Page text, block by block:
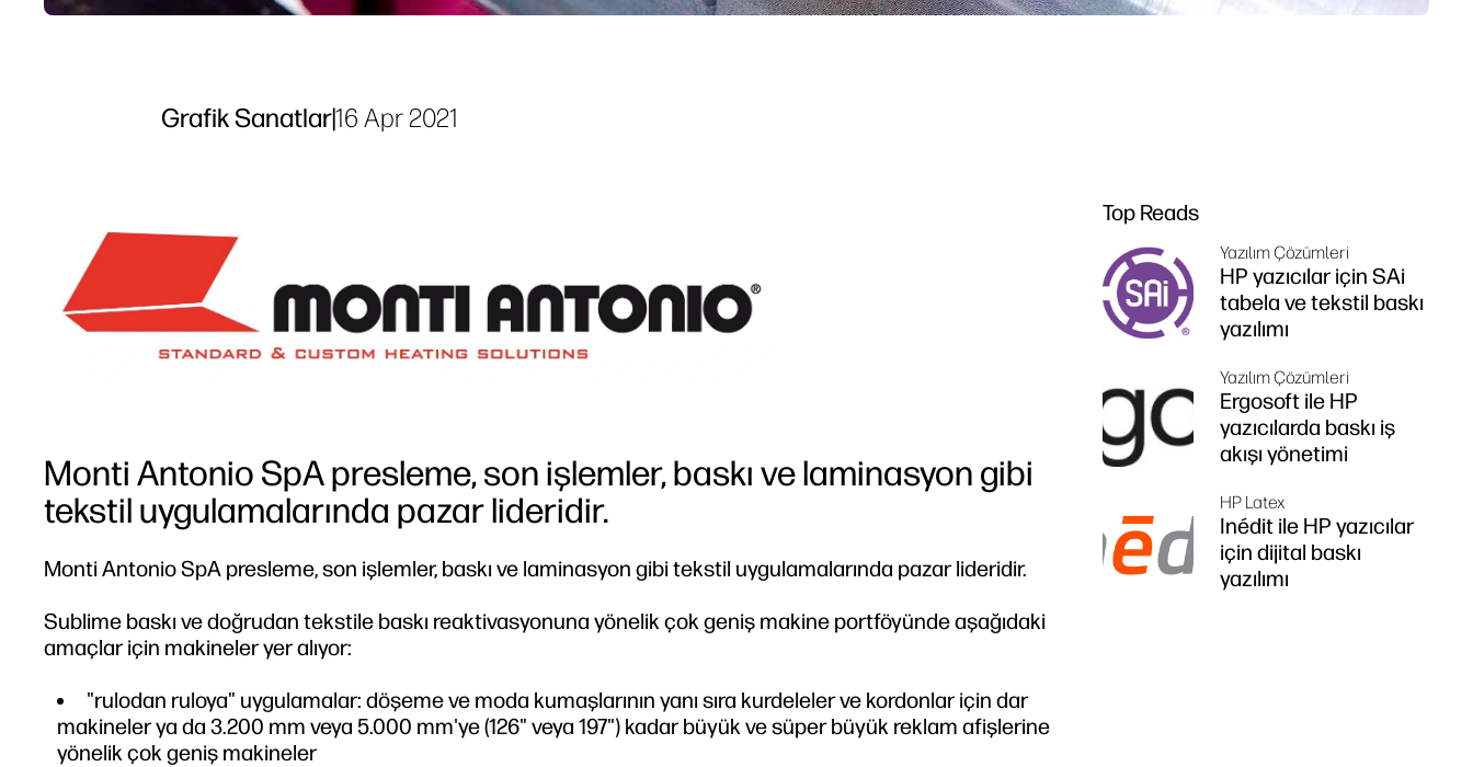
Grafik Sanatlar|16 Apr 2021
Monti Antonio SpA presleme, son işlemler, baskı ve laminasyon gibi
tekstil uygulamalarında pazar lideridir.
Monti Antonio SpA presleme, son işlemler, baskı ve laminasyon gibi tekstil uygulamalarında pazar lideridir.
Sublime baskı ve doğrudan tekstile baskı reaktivasyonuna yönelik çok geniş makine portföyünde aşağıdaki
amaçlar için makineler yer alıyor:
"rulodan ruloya" uygulamalar: döşeme ve moda kumaşlarının yanı sıra kurdeleler ve kordonlar için dar
makineler ya da 3.200 mm veya 5.000 mm'ye (126" veya 197") kadar büyük ve süper büyük reklam afişlerine
yönelik çok geniş makineler
Top Reads
Yazılım Çözümleri
HP yazıcılar için SAi
tabela ve tekstil baskı
yazılımı
Yazılım Çözümleri
Ergosoft ile HP
yazıcılarda baskı iş
akışı yönetimi
HP Latex
Inédit ile HP yazıcılar
için dijital baskı
yazılımı